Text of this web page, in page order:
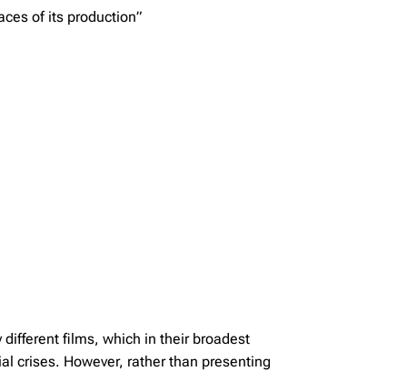
of its production”
films, which in their broadest
crises. However, rather than presenting